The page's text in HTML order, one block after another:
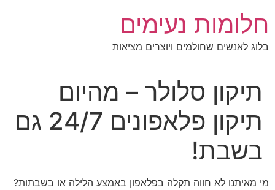
לתוכן
חלומות נעימים
בלוג לאנשים שחולמים ויוצרים מציאות
תיקון סלולר – מהיום
תיקון פלאפונים 24/7 גם
בשבת!
מי מאיתנו לא חווה תקלה בפלאפון באמצע הלילה או בשבתות?